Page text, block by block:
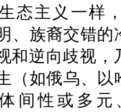
态主义一样
、族裔交错的
和逆向歧视，
（如俄乌、以
间性或多元